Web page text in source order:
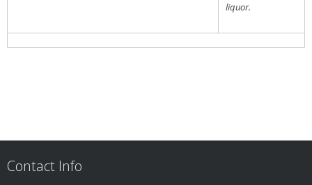
liquor.
Contact Info